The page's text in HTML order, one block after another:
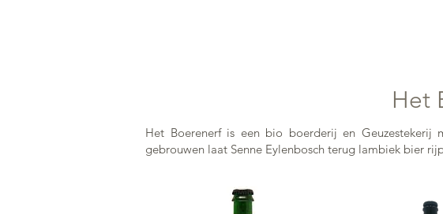
Het
Het Boerenerf is een bio boerderij en
gebrouwen laat Senne Eylenbosch terug lambiek bier